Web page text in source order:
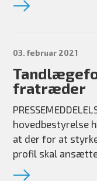
03. februar 2021
fratræder
hovedbestyrelse
at der for at
profil skal